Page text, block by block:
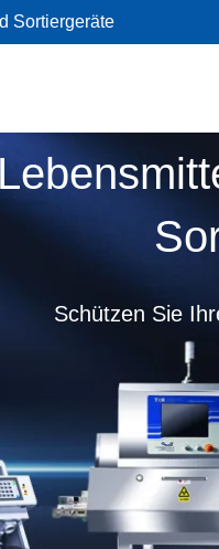
Sortiergeräte
Schützen Sie